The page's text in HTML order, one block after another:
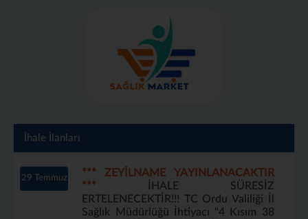
İhale İlanları
29 Temmuz
*** ZEYİLNAME YAYINLANACAKTIR
***
İHALE SÜRESİZ
ERTELENECEKTİR!!! TC Ordu Valiliği İl
Sağlık Müdürlüğü İhtiyacı "4 Kısım 38